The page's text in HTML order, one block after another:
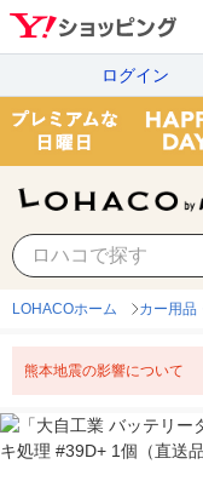
ログイン
LOHACOホーム カー用品
熊本地震の影響について